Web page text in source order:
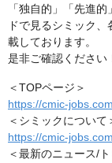
「独自的」「先進
ドで見るシミック
載しております。
是非ご確認ください
＜TOPページ＞
https://cmic-
＜シミックについて
https://cmic-
＜最新のニュース/